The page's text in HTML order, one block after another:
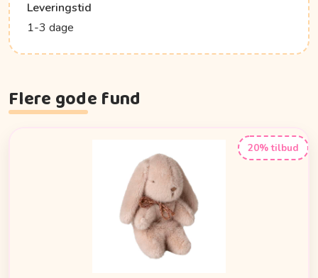
Leveringstid
1-3 dage
Flere gode fund
20% tilbud